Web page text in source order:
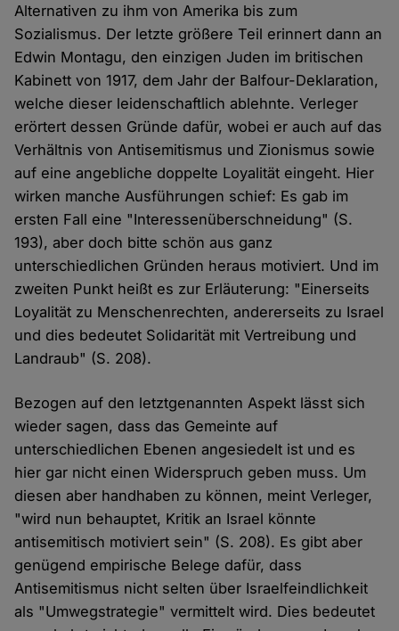
Alternativen zu ihm von Amerika bis zum
Sozialismus. Der letzte größere Teil erinnert dann an
Edwin Montagu, den einzigen Juden im britischen
Kabinett von 1917, dem Jahr der Balfour-Deklaration,
welche dieser leidenschaftlich ablehnte. Verleger
erörtert dessen Gründe dafür, wobei er auch auf das
Verhältnis von Antisemitismus und Zionismus sowie
auf eine angebliche doppelte Loyalität eingeht. Hier
wirken manche Ausführungen schief: Es gab im
ersten Fall eine "Interessenüberschneidung" (S.
193), aber doch bitte schön aus ganz
unterschiedlichen Gründen heraus motiviert. Und im
zweiten Punkt heißt es zur Erläuterung: "Einerseits
Loyalität zu Menschenrechten, andererseits zu Israel
und dies bedeutet Solidarität mit Vertreibung und
Landraub" (S. 208).
Bezogen auf den letztgenannten Aspekt lässt sich
wieder sagen, dass das Gemeinte auf
unterschiedlichen Ebenen angesiedelt ist und es
hier gar nicht einen Widerspruch geben muss. Um
diesen aber handhaben zu können, meint Verleger,
"wird nun behauptet, Kritik an Israel könnte
antisemitisch motiviert sein" (S. 208). Es gibt aber
genügend empirische Belege dafür, dass
Antisemitismus nicht selten über Israelfeindlichkeit
als "Umwegstrategie" vermittelt wird. Dies bedeutet